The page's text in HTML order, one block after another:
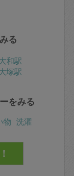
る
和駅
塚駅
をみる
物 洗濯